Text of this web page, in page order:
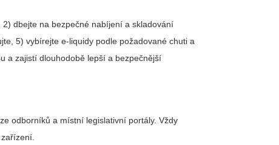
dbejte na bezpečné nabíjení a skladování
5) vybírejte e-liquidy podle požadované chuti a
a zajistí dlouhodobě lepší a bezpečnější
odborníků a místní legislativní portály. Vždy